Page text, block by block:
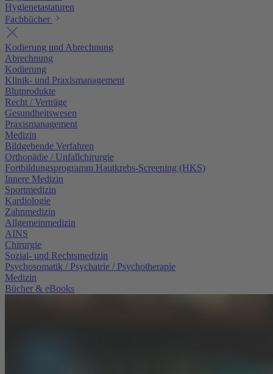
Hygienetastaturen
Fachbücher
Kodierung und Abrechnung
Abrechnung
Kodierung
Klinik- und Praxismanagement
Blutprodukte
Recht / Verträge
Gesundheitswesen
Praxismanagement
Medizin
Bildgebende Verfahren
Orthopädie / Unfallchirurgie
Fortbildungsprogramm Hautkrebs-Screening (HKS)
Innere Medizin
Sportmedizin
Kardiologie
Zahnmedizin
Allgemeinmedizin
AINS
Chirurgie
Sozial- und Rechtsmedizin
Psychosomatik / Psychatrie / Psychotherapie
Medizin
Bücher & eBooks